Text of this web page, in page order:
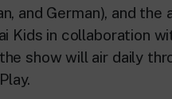
and German), and
Kids in collaboration
show will air daily